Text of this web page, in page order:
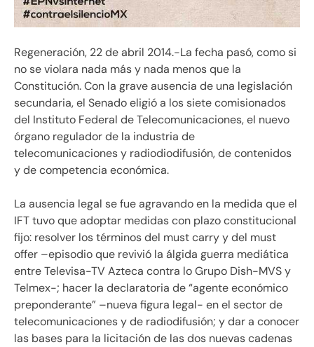
Regeneración, 22 de abril 2014.-La fecha pasó, como si
no se violara nada más y nada menos que la
Constitución. Con la grave ausencia de una legislación
secundaria, el Senado eligió a los siete comisionados
del Instituto Federal de Telecomunicaciones, el nuevo
órgano regulador de la industria de
telecomunicaciones y radiodiodifusión, de contenidos
y de competencia económica.
La ausencia legal se fue agravando en la medida que el
IFT tuvo que adoptar medidas con plazo constitucional
fijo: resolver los términos del must carry y del must
offer –episodio que revivió la álgida guerra mediática
entre Televisa-TV Azteca contra lo Grupo Dish-MVS y
Telmex-; hacer la declaratoria de “agente económico
preponderante” –nueva figura legal- en el sector de
telecomunicaciones y de radiodifusión; y dar a conocer
las bases para la licitación de las dos nuevas cadenas